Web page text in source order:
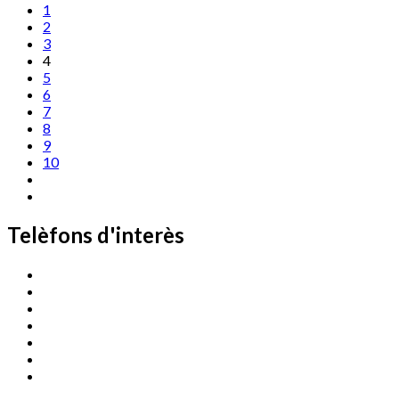
1
2
3
4
5
6
7
8
9
10
Telèfons d'interès